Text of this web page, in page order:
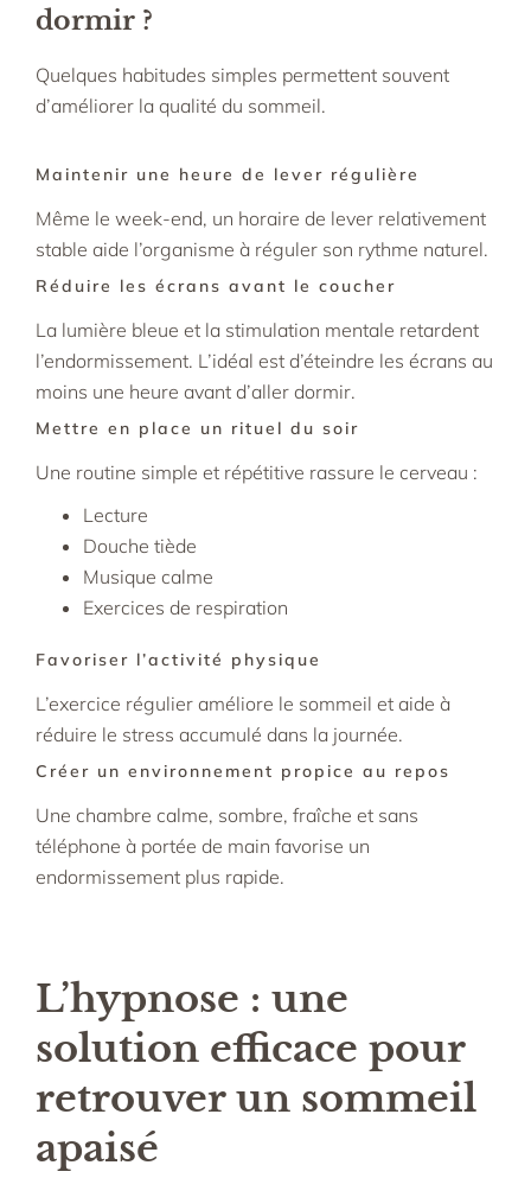
dormir ?
Quelques habitudes simples permettent souvent
d’améliorer la qualité du sommeil.
Maintenir une heure de lever régulière
Même le week-end, un horaire de lever relativement
stable aide l’organisme à réguler son rythme naturel.
Réduire les écrans avant le coucher
La lumière bleue et la stimulation mentale retardent
l’endormissement. L’idéal est d’éteindre les écrans au
moins une heure avant d’aller dormir.
Mettre en place un rituel du soir
Une routine simple et répétitive rassure le cerveau :
Lecture
Douche tiède
Musique calme
Exercices de respiration
Favoriser l’activité physique
L’exercice régulier améliore le sommeil et aide à
réduire le stress accumulé dans la journée.
Créer un environnement propice au repos
Une chambre calme, sombre, fraîche et sans
téléphone à portée de main favorise un
endormissement plus rapide.
L’hypnose : une
solution efficace pour
retrouver un sommeil
apaisé